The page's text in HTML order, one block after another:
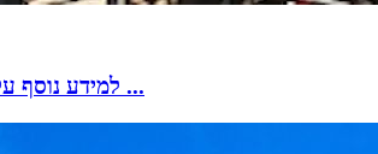
למידע נוסף על פונקציית הדיסק ...